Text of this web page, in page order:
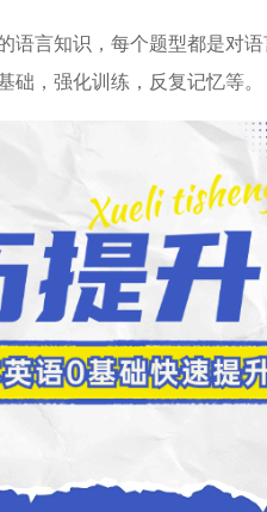
语言知识，每个题型都是对
础，强化训练，反复记忆等。